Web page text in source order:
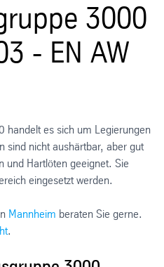
3000
- EN AW
handelt es sich um Legierungen
sind nicht aushärtbar, aber gut
und Hartlöten geeignet. Sie
eingesetzt werden.
Mannheim beraten Sie gerne.
.